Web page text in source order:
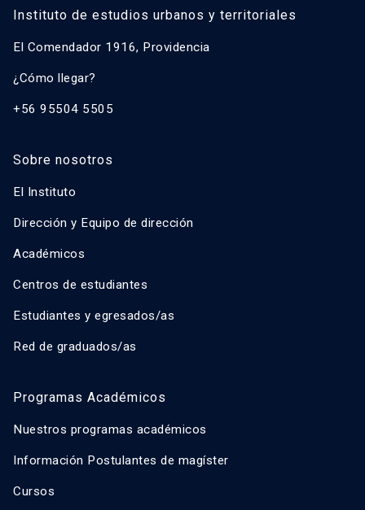
Instituto de estudios urbanos y territoriales
El Comendador 1916, Providencia
¿Cómo llegar?
+56 95504 5505
Sobre nosotros
El Instituto
Dirección y Equipo de dirección
Académicos
Centros de estudiantes
Estudiantes y egresados/as
Red de graduados/as
Programas Académicos
Nuestros programas académicos
Información Postulantes de magíster
Cursos